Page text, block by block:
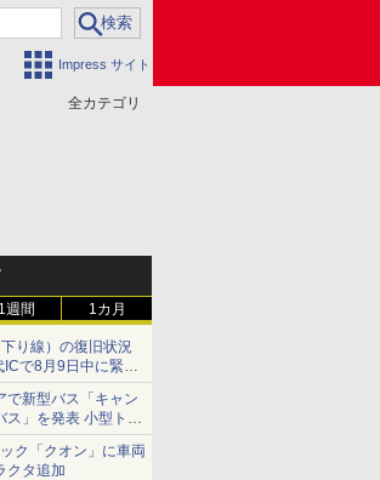
Impress サイト
全カテゴリ
1週間 1カ月
り線）の復旧状況
で8月9日中に緊急
で新型バス「キャン
ス」を発表 小型トラ
送向けバス
ク「クオン」に車両
クタ追加